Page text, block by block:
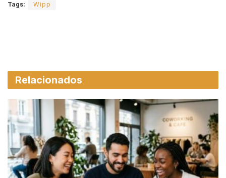
Tags: Wipp
Relacionados